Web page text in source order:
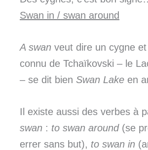
Swan in / swan around
A swan veut dire un cygne
connu de Tchaïkovski – le
– se dit bien Swan Lake en
Il existe aussi des verbes à
swan : to swan around(se
errer sans but), to swan in